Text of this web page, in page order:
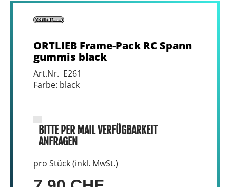
ORTLIEB Frame-Pack RC Spann
gummis black
Art.Nr. E261
Farbe: black
BITTE PER MAIL VERFÜGBARKEIT
ANFRAGEN
pro Stück (inkl. MwSt.)